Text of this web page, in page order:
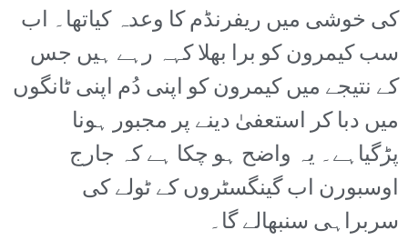
کی خوشی میں ریفرنڈم کا وعدہ کیاتھا۔ اب
سب کیمرون کو برا بھلا کہہ رہے ہیں جس
کے نتیجے میں کیمرون کو اپنی دُم اپنی ٹانگوں
میں دبا کر استعفیٰ دینے پر مجبور ہونا
پڑگیاہے۔ یہ واضح ہو چکا ہے کہ جارج
اوسبورن اب گینگسٹروں کے ٹولے کی
سربراہی سنبھالے گا۔